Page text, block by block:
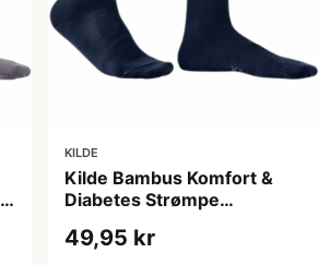
KILDE
Kilde Bambus Komfort &
Diabetes Strømpe
sæt)
49,95 kr